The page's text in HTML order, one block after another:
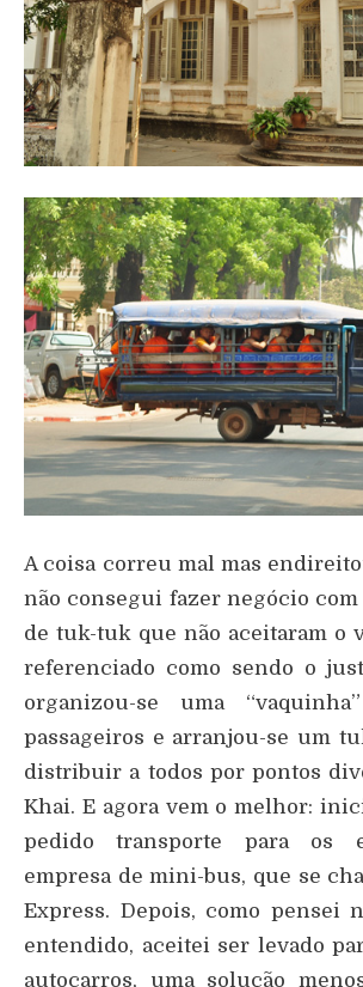
A coisa correu mal mas
não consegui fazer negócio
de tuk-tuk que não aceitaram o
referenciado como sendo o
organizou-se uma
passageiros e arranjou-se um
distribuir a todos por pontos
Khai. E agora vem o melhor:
pedido transporte para os
empresa de mini-bus, que se
Express. Depois, como pensei
entendido, aceitei ser levado
autocarros, uma solução